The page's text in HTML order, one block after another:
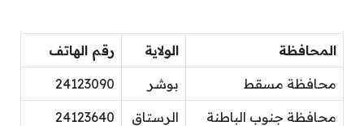
المحافظة الولاية رقم الهاتف
محافظة مسقط بوشر 24123090
محافظة جنوب الباطنة الرستاق 24123640